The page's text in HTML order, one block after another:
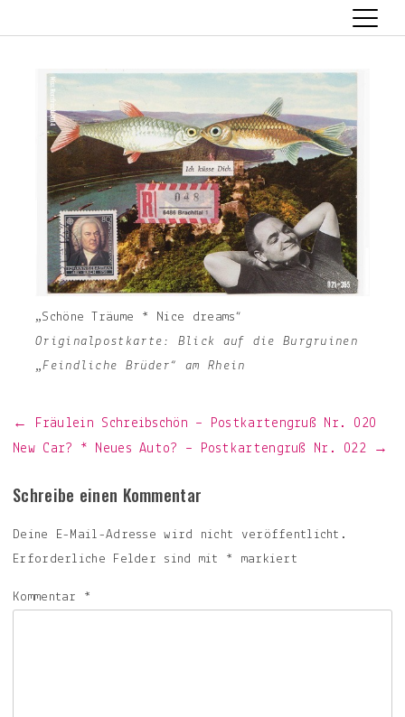
content
„Schöne Träume * Nice dreams“
Originalpostkarte: Blick auf die Burgruinen
„Feindliche Brüder“ am Rhein
Beitragsnavigation
← Fräulein Schreibschön – Postkartengruß Nr. 020
New Car? * Neues Auto? – Postkartengruß Nr. 022 →
Schreibe einen Kommentar
Deine E-Mail-Adresse wird nicht veröffentlicht.
Erforderliche Felder sind mit * markiert
Kommentar *